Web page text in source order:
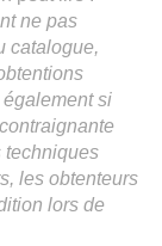
ne pas
catalogue,
également si
techniques
les obtenteurs
lors de